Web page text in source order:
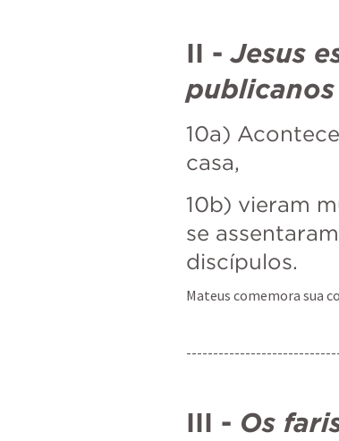
II - Jesus
10a)
casa,
10b) vieram
se
discípulos.
Mateus comemora sua
III - Os